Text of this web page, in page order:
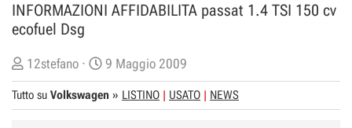
INFORMAZIONI AFFIDABILITA passat 1.4 TSI 150 cv
ecofuel Dsg
C
r
e
12stefano
D
a
t
9 Maggio 2009
Tutto su Volkswagen » LISTINO USATO NEWS